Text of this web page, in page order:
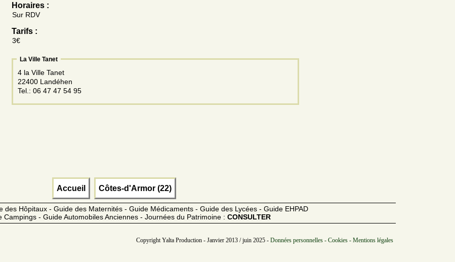
Horaires :
Sur RDV
Tarifs :
3€
La Ville Tanet
4 la Ville Tanet
22400 Landéhen
Tel.: 06 47 47 54 95
Accueil Côtes-d'Armor (22)
Hôpitaux - Guide des Maternités - Guide Médicaments - Guide des Lycées - Guide EHPAD
- Guide Automobiles Anciennes - Journées du Patrimoine : CONSULTER
Copyright Yalta Production - Janvier 2013 / juin 2025 - Données personnelles - Cookies - Mentions légales